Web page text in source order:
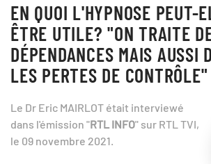
EN QUOI L'HYPNOSE PEUT-
ÊTRE UTILE? "ON TRAITE
DÉPENDANCES MAIS AUSSI
LES PERTES DE CONTRÔLE"
Le Dr Eric MAIRLOT était interviewé
dans l'émission "RTL INFO" sur RTL TVI,
le 09 novembre 2021.